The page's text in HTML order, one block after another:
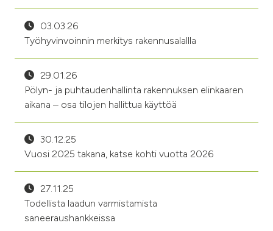
03.03.26
Työhyvinvoinnin merkitys rakennusalallla
29.01.26
Pölyn- ja puhtaudenhallinta rakennuksen elinkaaren
aikana – osa tilojen hallittua käyttöä
30.12.25
Vuosi 2025 takana, katse kohti vuotta 2026
27.11.25
Todellista laadun varmistamista
saneeraushankkeissa